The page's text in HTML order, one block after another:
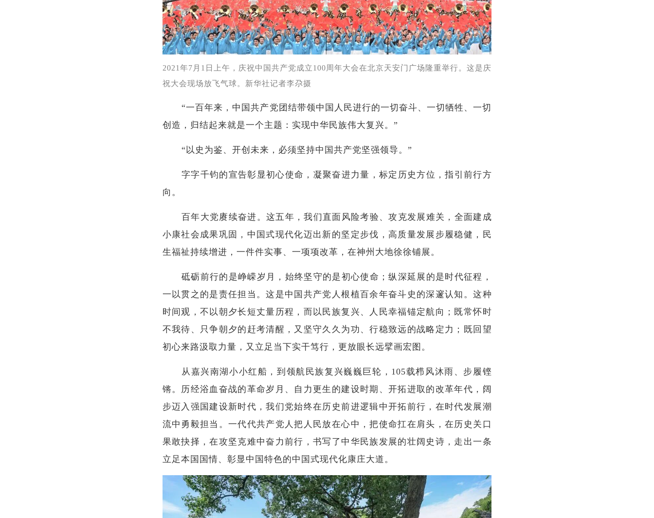
2021年7月1日上午，庆祝中国共产党成立100周年大会在北京天安门广场隆重举行。这是庆
祝大会现场放飞气球。新华社记者李尕摄
“一百年来，中国共产党团结带领中国人民进行的一切奋斗、一切牺牲、一切
创造，归结起来就是一个主题：实现中华民族伟大复兴。”
“以史为鉴、开创未来，必须坚持中国共产党坚强领导。”
字字千钧的宣告彰显初心使命，凝聚奋进力量，标定历史方位，指引前行方
向。
百年大党赓续奋进。这五年，我们直面风险考验、攻克发展难关，全面建成
小康社会成果巩固，中国式现代化迈出新的坚定步伐，高质量发展步履稳健，民
生福祉持续增进，一件件实事、一项项改革，在神州大地徐徐铺展。
砥砺前行的是峥嵘岁月，始终坚守的是初心使命；纵深延展的是时代征程，
一以贯之的是责任担当。这是中国共产党人根植百余年奋斗史的深邃认知。这种
时间观，不以朝夕长短丈量历程，而以民族复兴、人民幸福锚定航向；既常怀时
不我待、只争朝夕的赶考清醒，又坚守久久为功、行稳致远的战略定力；既回望
初心来路汲取力量，又立足当下实干笃行，更放眼长远擘画宏图。
从嘉兴南湖小小红船，到领航民族复兴巍巍巨轮，105载栉风沐雨、步履铿
锵。历经浴血奋战的革命岁月、自力更生的建设时期、开拓进取的改革年代，阔
步迈入强国建设新时代，我们党始终在历史前进逻辑中开拓前行，在时代发展潮
流中勇毅担当。一代代共产党人把人民放在心中，把使命扛在肩头，在历史关口
果敢抉择，在攻坚克难中奋力前行，书写了中华民族发展的壮阔史诗，走出一条
立足本国国情、彰显中国特色的中国式现代化康庄大道。